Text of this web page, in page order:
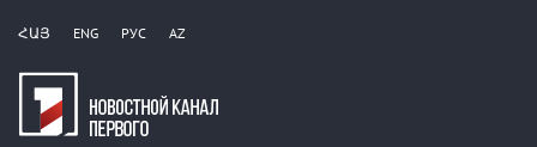
ՀԱՅ ENG РУС AZ